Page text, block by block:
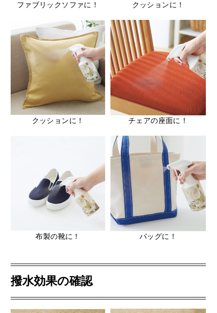
ファブリックソファに！ クッションに！
クッションに！ チェアの座面に！
布製の靴に！ バッグに！
撥水効果の確認